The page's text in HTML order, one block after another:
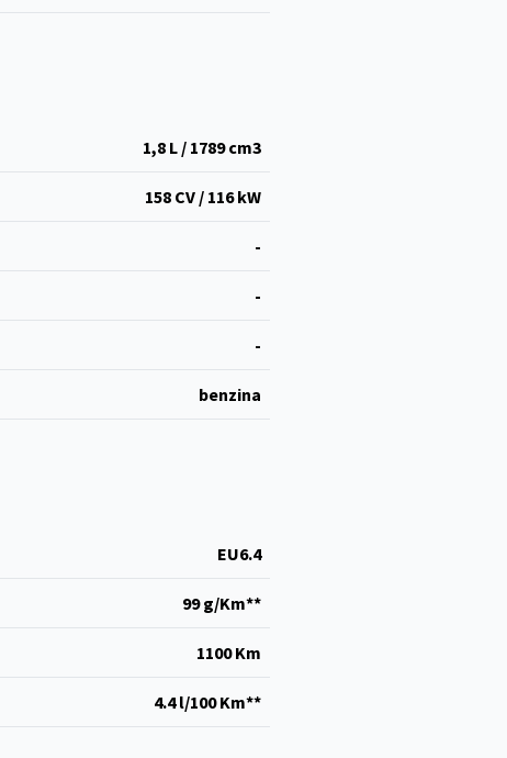
1,8 L / 1789 cm3
158 CV / 116 kW
-
-
-
benzina
EU6.4
99 g/Km**
1100 Km
4.4 l/100 Km**